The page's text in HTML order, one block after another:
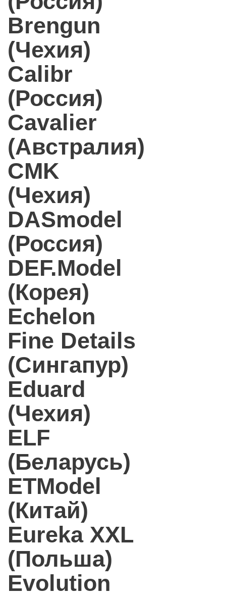
Brengun
(Чехия)
Calibr
(Россия)
Cavalier
(Австралия)
CMK
(Чехия)
DASmodel
(Россия)
DEF.Model
(Корея)
Echelon
Fine Details
(Сингапур)
Eduard
(Чехия)
ELF
(Беларусь)
ETModel
(Китай)
Eureka XXL
(Польша)
Evolution